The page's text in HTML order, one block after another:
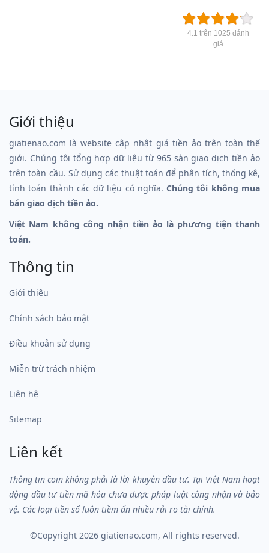
4.1 trên 1025 đánh
giá
Giới thiệu
giatienao.com là website cập nhật giá tiền ảo trên toàn thế
giới. Chúng tôi tổng hợp dữ liệu từ 965 sàn giao dịch tiền ảo
trên toàn cầu. Sử dụng các thuật toán để phân tích, thống kê,
tính toán thành các dữ liệu có nghĩa.Chúng tôi không mua
bán giao dịch tiền ảo.
Việt Nam không công nhận tiền ảo là phương tiện thanh
toán.
Thông tin
Giới thiệu
Chính sách bảo mật
Điều khoản sử dụng
Miễn trừ trách nhiệm
Liên hệ
Sitemap
Liên kết
Thông tin coin không phải là lời khuyên đầu tư. Tại Việt Nam hoạt
động đầu tư tiền mã hóa chưa được pháp luật công nhận và bảo
vệ. Các loại tiền số luôn tiềm ẩn nhiều rủi ro tài chính.
©Copyright 2026 giatienao.com, All rights reserved.